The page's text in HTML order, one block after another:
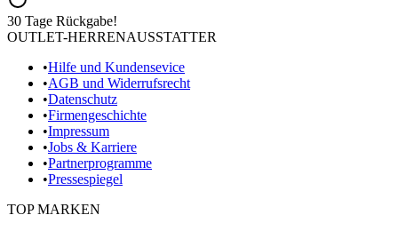
30 Tage Rückgabe!
OUTLET-HERRENAUSSTATTER
•Hilfe und Kundensevice
•AGB und Widerrufsrecht
•Datenschutz
•Firmengeschichte
•Impressum
•Jobs & Karriere
•Partnerprogramme
•Pressespiegel
TOP MARKEN